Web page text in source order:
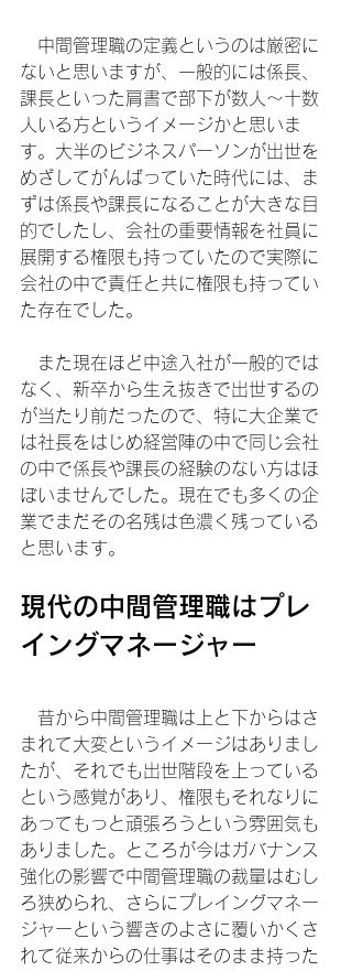
中間管理職の定義というのは厳密に
ないと思いますが、一般的には係長、
課長といった肩書で部下が数人～十数
人いる方というイメージかと思いま
す。大半のビジネスパーソンが出世を
めざしてがんばっていた時代には、ま
ずは係長や課長になることが大きな目
的でしたし、会社の重要情報を社員に
展開する権限も持っていたので実際に
会社の中で責任と共に権限も持ってい
た存在でした。
また現在ほど中途入社が一般的では
なく、新卒から生え抜きで出世するの
が当たり前だったので、特に大企業で
は社長をはじめ経営陣の中で同じ会社
の中で係長や課長の経験のない方はほ
ぼいませんでした。現在でも多くの企
業でまだその名残は色濃く残っている
と思います。
現代の中間管理職はプレ
イングマネージャー
昔から中間管理職は上と下からはさ
まれて大変というイメージはありまし
たが、それでも出世階段を上っている
という感覚があり、権限もそれなりに
あってもっと頑張ろうという雰囲気も
ありました。ところが今はガバナンス
強化の影響で中間管理職の裁量はむし
ろ狭められ、さらにプレイングマネー
ジャーという響きのよさに覆いかくさ
れて従来からの仕事はそのまま持った